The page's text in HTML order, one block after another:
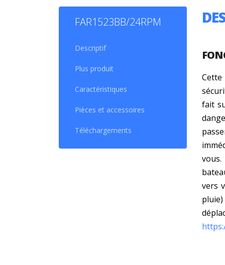
FAR1523BB/24RPM
Descriptif
Plus produit
Caractéristiques
Pièces et accessoires
Téléchargements
fait
vers